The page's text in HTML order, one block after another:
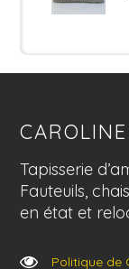
Tapisserie
Fauteuils,
en état et
Politique de